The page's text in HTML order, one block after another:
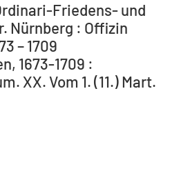
Friedens- und
Nürnberg : Offizin
– 1709
1673-1709 :
XX. Vom 1. (11.) Mart.